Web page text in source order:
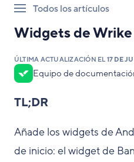
Todos los artículos
Widgets de
ÚLTIMA ACTUALIZACIÓN EL 17 DE
Equipo de
TL;DR
Añade los widgets de
de inicio: el widget de